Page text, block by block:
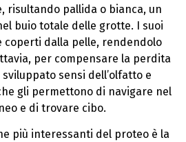
risultando pallida o bianca, un
buio totale delle grotte. I suoi
coperti dalla pelle, rendendolo
per compensare la perdita
sensi dell’olfatto e
gli permettono di navigare nel
e di trovare cibo.
più interessanti del proteo è la